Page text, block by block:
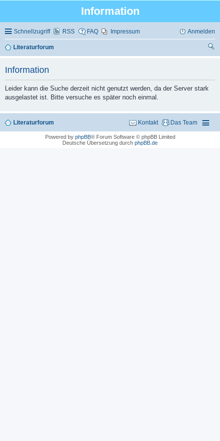
Information
Schnellzugriff RSS FAQ Impressum Anmelden
Literaturforum
Information
Leider kann die Suche derzeit nicht genutzt werden, da der Server stark
ausgelastet ist. Bitte versuche es später noch einmal.
Literaturforum Das Team
Kontakt
Powered by phpBB® Forum Software © phpBB Limited
Deutsche Übersetzung durch phpBB.de